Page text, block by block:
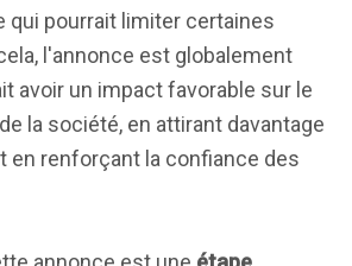
qui pourrait limiter certaines
l'annonce est globalement
avoir un impact favorable sur le
de la société, en attirant davantage
en renforçant la confiance des